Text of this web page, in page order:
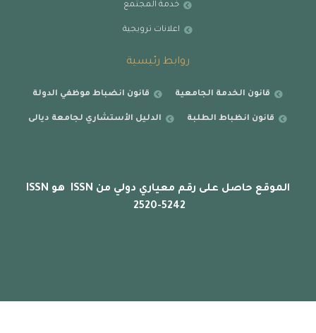
خدمة المجتمع
اعلانات ترويجية
روابط رئيسية
قانون الخدمة الجامعية قانون انضباط موظفي الدولة
قانون انظباط الطلبة الدليل الأستشاري لجامعة ديالى
الموقع حاصل على رقم معياري دولي من ISSN هو ISSN
2520-5242